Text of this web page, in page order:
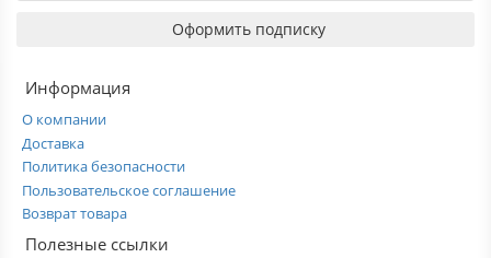
Оформить подписку
Информация
О компании
Доставка
Политика безопасности
Пользовательское соглашение
Возврат товара
Полезные ссылки